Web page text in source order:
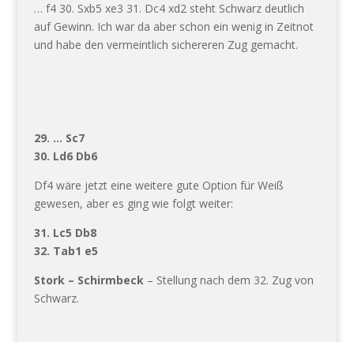
… f4 30. Sxb5 xe3 31. Dc4 xd2 steht Schwarz deutlich
auf Gewinn. Ich war da aber schon ein wenig in Zeitnot
und habe den vermeintlich sichereren Zug gemacht.
29. … Sc7
30. Ld6 Db6
Df4 wäre jetzt eine weitere gute Option für Weiß
gewesen, aber es ging wie folgt weiter:
31. Lc5 Db8
32. Tab1 e5
Stork – Schirmbeck– Stellung nach dem 32. Zug von
Schwarz.